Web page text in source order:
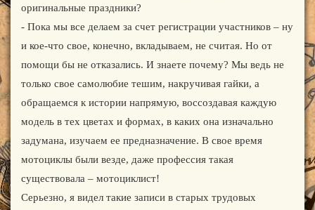
оригинальные праздники?
- Пока мы все делаем за счет регистрации участников – ну
и кое-что свое, конечно, вкладываем, не считая. Но от
помощи бы не отказались. И знаете почему? Мы ведь не
только свое самолюбие тешим, накручивая гайки, а
обращаемся к истории напрямую, воссоздавая каждую
модель в тех цветах и формах, в каких она изначально
задумана, изучаем ее предназначение. В свое время
мотоциклы были везде, даже профессия такая
существовала – мотоциклист!
Серьезно, я видел такие записи в старых трудовых